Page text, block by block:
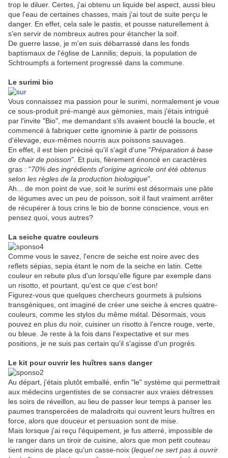
trop le diluer. Certes, j'ai obtenu un liquide bel aspect, aussi bleu
que l'eau de certaines chasses, mais j'ai tout de suite perçu le
danger. En effet, cela sale le pastis, et pousse naturellement à
s'en servir de nombreux autres pour étancher la soif.
De guerre lasse, je m'en suis débarrassé dans les fonds
baptismaux de l'église de Lannilis; depuis, la population de
Schtroumpfs a fortement progressé dans la commune.
Le surimi bio
Vous connaissez ma passion pour le surimi, normalement je voue
ce sous-produit pré-mangé aux gémonies, mais j'étais intrigué
par l'invite "Bio", me demandant s'ils avaient bouclé la boucle, et
commencé à fabriquer cette ignominie à partir de poissons
d'élevage, eux-mêmes nourris aux poissons sauvages.
En effet, il est bien précisé qu'il s'agit d'une "Préparation à base
de chair de poisson". Et puis, fièrement énoncé en caractères
gras : "70% des ingrédients d'origine agricole ont été obtenus
selon les règles de la production biologique".
Ah... de mon point de vue, soit le surimi est désormais une pâte
de légumes avec un peu de poisson, soit il faut vraiment arrêter
de récupérer à tous crins le bio de bonne conscience, vous en
pensez quoi, vous autres?
La seiche quatre couleurs
Comme vous le savez, l'encre de seiche est noire avec des
reflets sépias, sepia étant le nom de la seiche en latin. Cette
couleur en rebute plus d'un lorsqu'elle figure par exemple dans
un risotto, et pourtant, qu'est ce que c'est bon!
Figurez-vous que quelques chercheurs gourmets à pulsions
transgéniques, ont imaginé de créer une seiche à encres quatre-
couleurs, comme les stylos du même métal. Désormais, vous
pouvez en plus du noir, cuisiner un risotto à l'encre rouge, verte,
ou bleue. Je reste à la fois dans l'expectative et sur mes
positions, je ne suis pas certain qu'il s'agisse d'un progrès.
Le kit pour ouvrir les huîtres sans danger
Au départ, j'étais plutôt emballé, enfin "le" système qui permettrait
aux médecins urgentistes de se consacrer aux vraies détresses
les soirs de réveillon, au lieu de passer leur temps à panser les
paumes transpercées de maladroits qui ouvrent leurs huîtres en
force, alors que douceur et persuasion sont de mise.
Mais lorsque j'ai reçu l'équipement, je fus atterré, impossible de
le ranger dans un tiroir de cuisine, alors que mon petit couteau
tient moins de place qu'un casse-noix (lequel ne sert pas à ouvrir